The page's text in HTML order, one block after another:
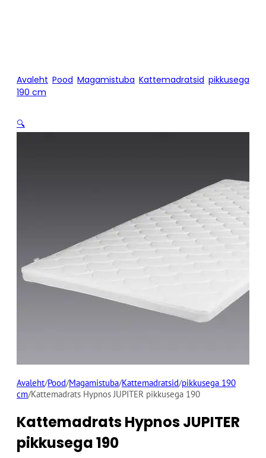
Avaleht Pood Magamistuba Kattemadratsid pikkusega
190 cm
🔍
Avaleht/Pood/Magamistuba/Kattemadratsid/pikkusega 190
cm/Kattemadrats Hypnos JUPITER pikkusega 190
Kattemadrats Hypnos JUPITER
pikkusega 190